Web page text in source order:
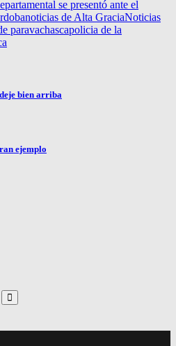
se presentó ante el
noticias de Alta GraciaNoticias
paravachascapolicia de la
bien arriba
ejemplo
Search